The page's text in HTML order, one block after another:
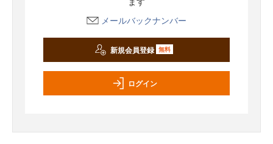
メールバックナンバー
新規会員登録 無料
ログイン